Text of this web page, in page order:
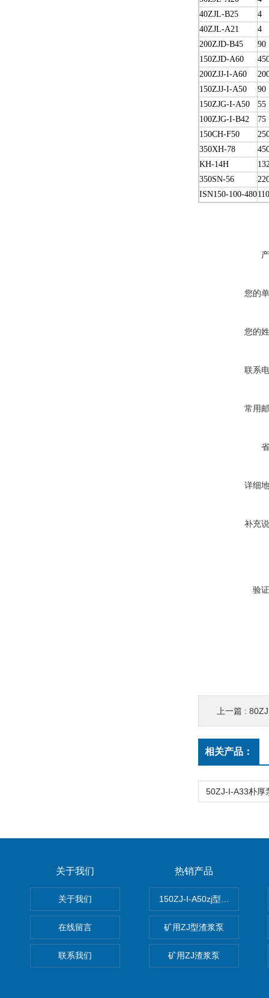
40ZJL-B25
4
40ZJL-A21
4
200ZJD-B45
90
150ZJD-A60
200ZJJ-I-A60
150ZJJ-I-A50
90
150ZJG-I-A50
55
100ZJG-I-B42
75
150CH-F50
350XH-78
KH-14H
350SN-56
ISN150-100-480110
您的
您的
联系
常用
详细
补充
验
上一篇 :
相关产品：
关于我们
关于我们
在线留言
联系我们
热销产品
150ZJ-I-A50zj型渣浆泵
矿用ZJ型渣浆泵
矿用ZJ渣浆泵